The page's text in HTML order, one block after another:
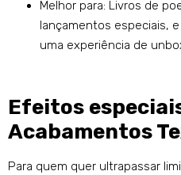
Melhor para: Livros de
lançamentos especiais,
uma experiência de
Efeitos
Acabamentos
Para quem quer ultrapassar